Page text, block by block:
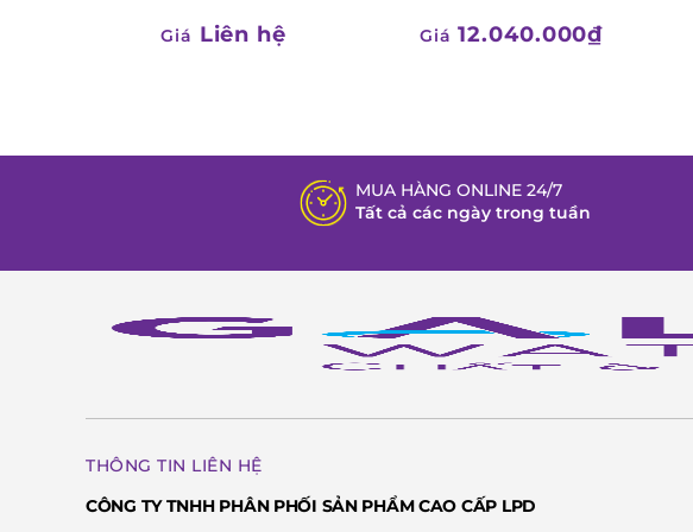
Giá Liên hệ Giá 12.040.000₫
MUA HÀNG ONLINE 24/7
Tất cả các ngày trong tuần
THÔNG TIN LIÊN HỆ
CÔNG TY TNHH PHÂN PHỐI SẢN PHẨM CAO CẤP LPD